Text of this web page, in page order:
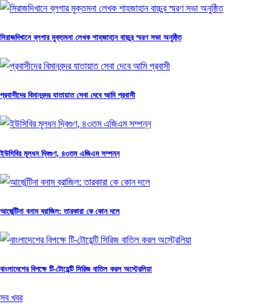
সিরাজদিখানে ব্লগার মুক্তমনা লেখক শাহজাহান বাচ্চুর স্মরণ সভা অনুষ্ঠিত
প্রবাসীদের বিমানবন্দর যাতায়াত সেবা দেবে আমি প্রবাসী
ইউসিবির মূলধন দ্বিগুণ, ৪৩তম এজিএম সম্পন্ন
আর্জেন্টিনা বনাম ব্রাজিল: তারকারা কে কোন দলে
বাংলাদেশের বিপক্ষে টি-টোয়েন্টি সিরিজ বাতিল করল অস্ট্রেলিয়া
সব খবর